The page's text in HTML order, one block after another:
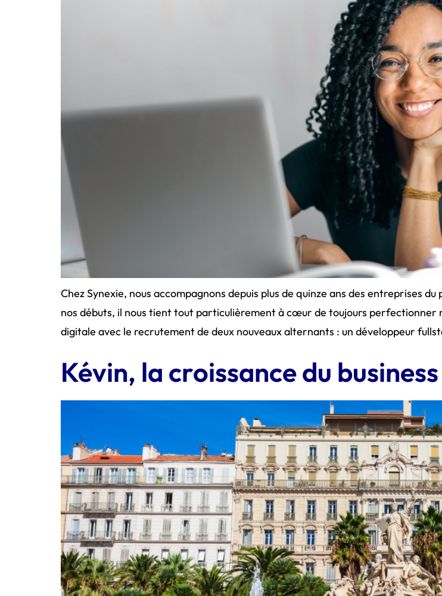
Chez Synexie, nous accompagnons depuis plus de quinze ans des entreprises
nos débuts, il nous tient tout particulièrement à cœur de toujours perfectionner
digitale avec le recrutement de deux nouveaux alternants : un développeur
Kévin, la croissance du